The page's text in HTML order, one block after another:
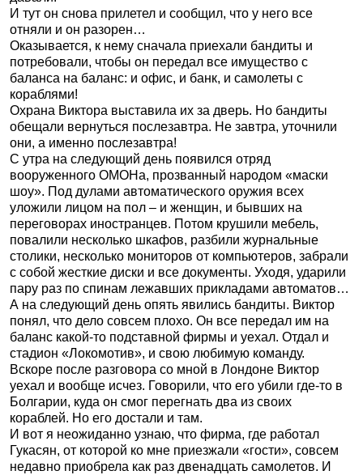
И тут он снова прилетел и сообщил, что у него все
отняли и он разорен…
Оказывается, к нему сначала приехали бандиты и
потребовали, чтобы он передал все имущество с
баланса на баланс: и офис, и банк, и самолеты с
кораблями!
Охрана Виктора выставила их за дверь. Но бандиты
обещали вернуться послезавтра. Не завтра, уточнили
они, а именно послезавтра!
С утра на следующий день появился отряд
вооруженного ОМОНа, прозванный народом «маски
шоу». Под дулами автоматического оружия всех
уложили лицом на пол – и женщин, и бывших на
переговорах иностранцев. Потом крушили мебель,
повалили несколько шкафов, разбили журнальные
столики, несколько мониторов от компьютеров, забрали
с собой жесткие диски и все документы. Уходя, ударили
пару раз по спинам лежавших прикладами автоматов…
А на следующий день опять явились бандиты. Виктор
понял, что дело совсем плохо. Он все передал им на
баланс какой-то подставной фирмы и уехал. Отдал и
стадион «Локомотив», и свою любимую команду.
Вскоре после разговора со мной в Лондоне Виктор
уехал и вообще исчез. Говорили, что его убили где-то в
Болгарии, куда он смог перегнать два из своих
кораблей. Но его достали и там.
И вот я неожиданно узнаю, что фирма, где работал
Гукасян, от которой ко мне приезжали «гости», совсем
недавно приобрела как раз двенадцать самолетов. И